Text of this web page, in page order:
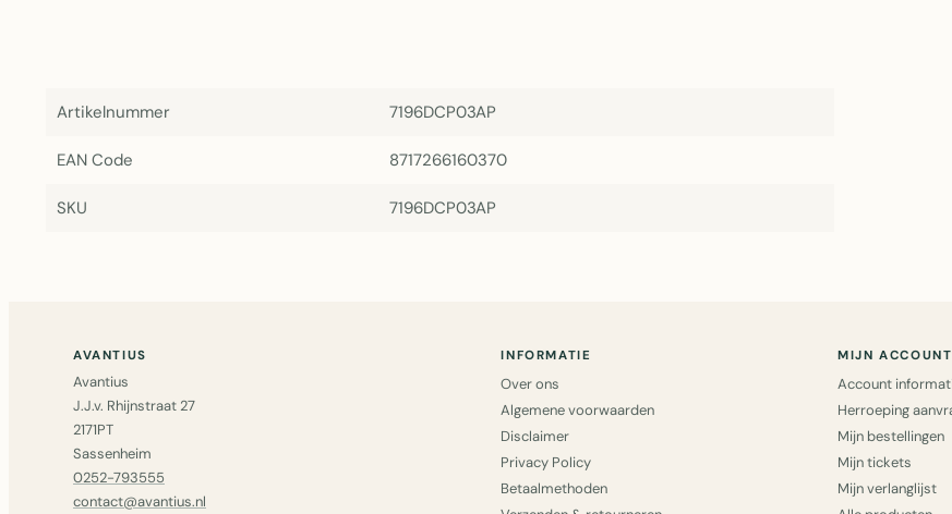
Artikelnummer 7196DCP03AP
EAN Code 8717266160370
SKU 7196DCP03AP
AVANTIUS
Avantius
J.J.v. Rhijnstraat 27
2171PT
Sassenheim
0252-793555
contact@avantius.nl
INFORMATIE
Over ons
Algemene voorwaarden
Disclaimer
Privacy Policy
Betaalmethoden
MIJN ACCOUNT
Account
Herroeping
Mijn bestellingen
Mijn tickets
Mijn verlanglijst